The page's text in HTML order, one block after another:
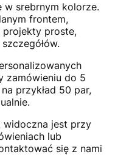
w srebrnym kolorze.
frontem,
projekty proste,
zamówieniu do 5
przykład 50 par,
widoczna jest przy
lub
się z nami